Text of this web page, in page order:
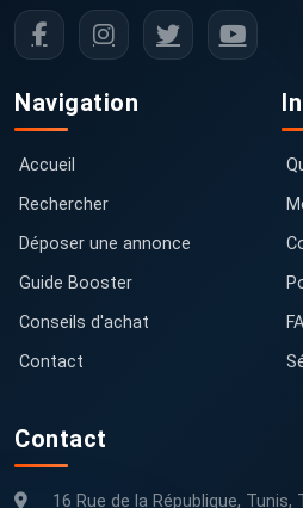
Navigation
Accueil
Rechercher
Déposer une annonce
Guide Booster
Conseils d'achat
Contact
Contact
16 Rue de la République, Tunis,